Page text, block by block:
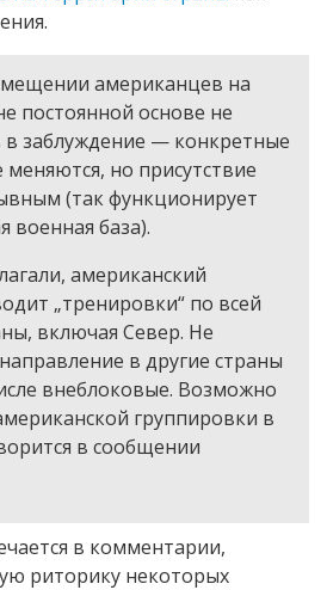
американцев на
постоянной основе не
заблуждение — конкретные
но присутствие
(так функционирует
военная база).
американский
„тренировки“ по всей
включая Север. Не
в другие страны
внеблоковые. Возможно
группировки в
в сообщении
в комментарии,
риторику некоторых